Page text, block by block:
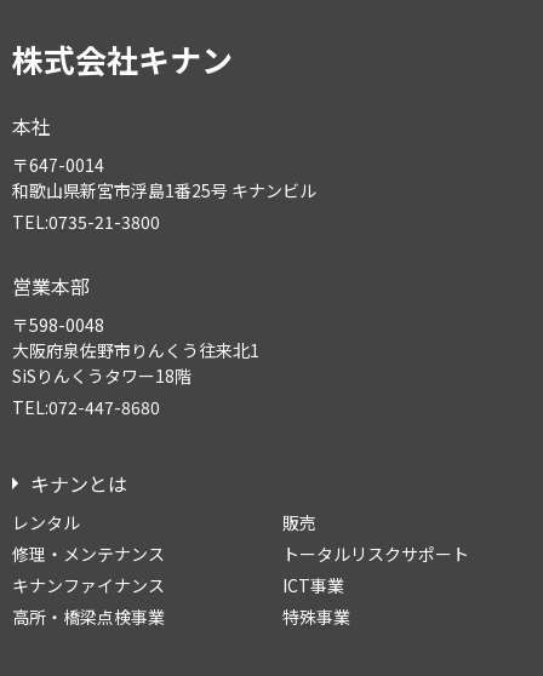
株式会社キナン
本社
〒647-0014
和歌山県新宮市浮島1番25号 キナンビル
TEL:0735-21-3800
営業本部
〒598-0048
大阪府泉佐野市りんくう往来北1
SiSりんくうタワー18階
TEL:072-447-8680
キナンとは
レンタル
販売
修理・メンテナンス
トータルリスクサポート
キナンファイナンス
ICT事業
高所・橋梁点検事業
特殊事業